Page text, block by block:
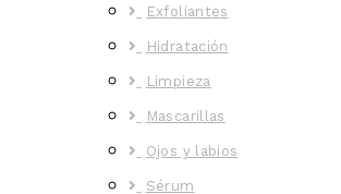
Exfoliantes
Hidratación
Limpieza
Mascarillas
Ojos y labios
Sérum